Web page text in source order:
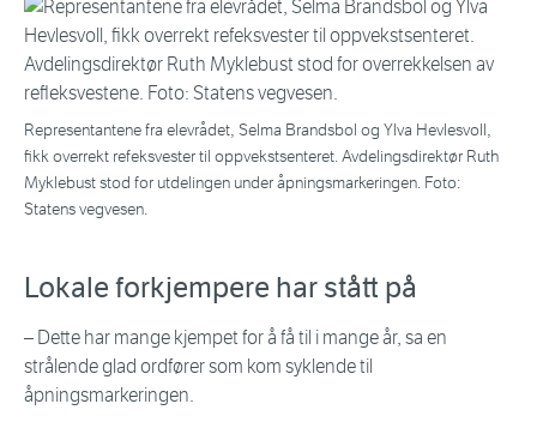
Representantene fra elevrådet, Selma Brandsbol og Ylva Hevlesvoll,
fikk overrekt refeksvester til oppvekstsenteret. Avdelingsdirektør Ruth
Myklebust stod for utdelingen under åpningsmarkeringen. Foto:
Statens vegvesen.
Lokale forkjempere har stått på
– Dette har mange kjempet for å få til i mange år, sa en
strålende glad ordfører som kom syklende til
åpningsmarkeringen.